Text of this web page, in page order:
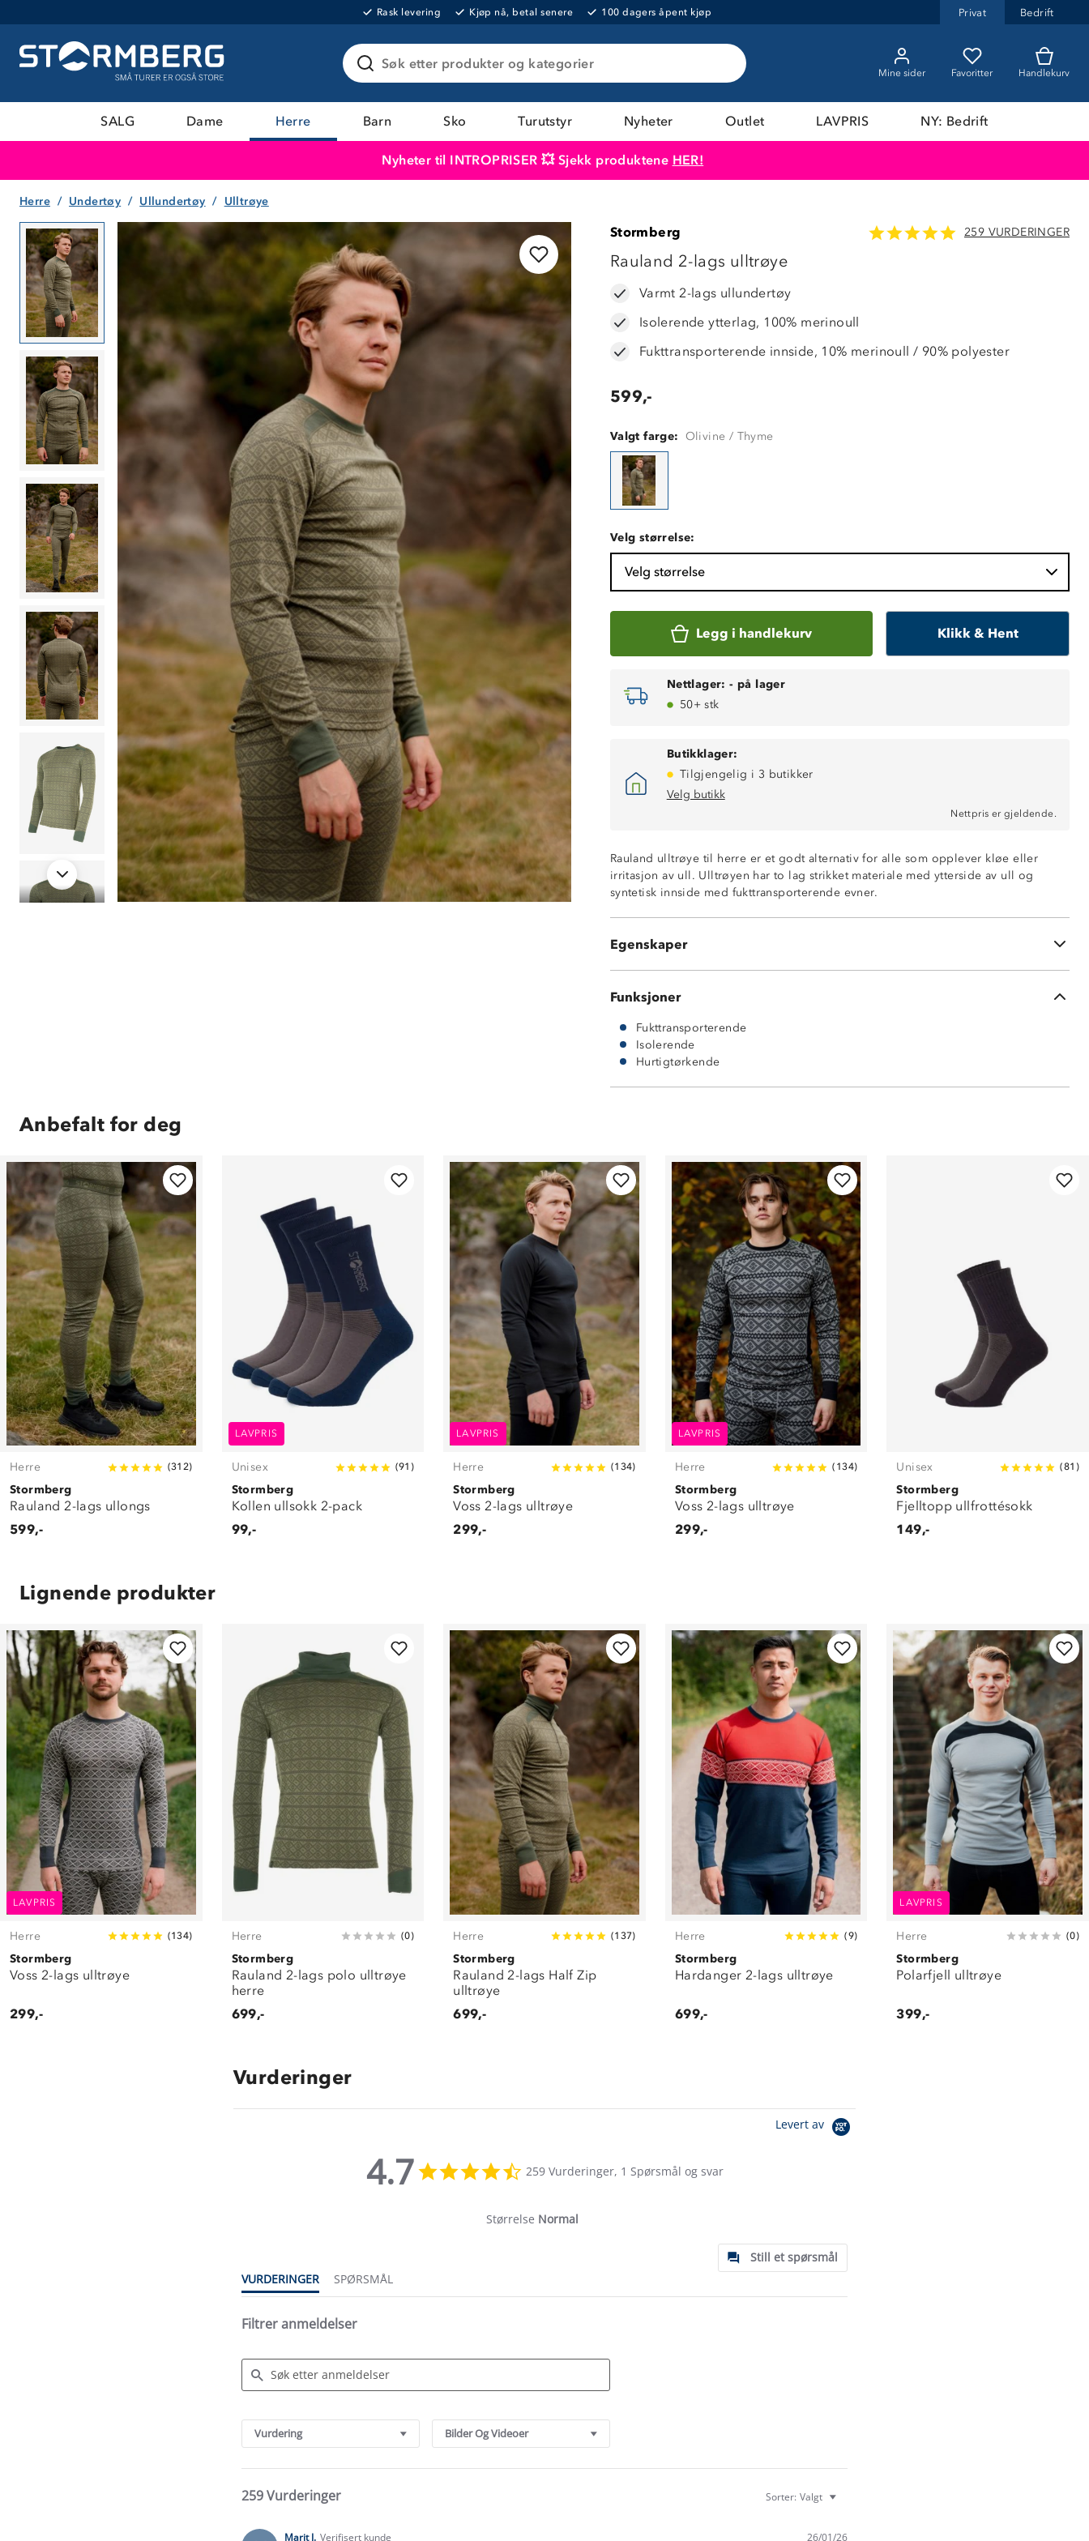
Rask levering Kjøp nå, betal senere 100 dagers åpent kjøp Privat Bedrift
Søk etter produkter og kategorier
Mine sider Favoritter Handlekurv
SALG Dame Herre Barn Sko Turutstyr Nyheter Outlet LAVPRIS NY: Bedrift
Nyheter til INTROPRISER 💥 Sjekk produktene HER!
Herre Undertøy Ullundertøy Ulltrøye
Stormberg 259 VURDERINGER
Rauland 2-lags ulltrøye
Varmt 2-lags ullundertøy
Isolerende ytterlag, 100% merinoull
Fukttransporterende innside, 10% merinoull / 90% polyester
599,-
Valgt farge: Olivine / Thyme
Velg størrelse:
Velg størrelse
Legg i handlekurv Klikk & Hent
Nettlager: - på lager
50+ stk
Butikklager:
Tilgjengelig i 3 butikker
Velg butikk
Nettpris er gjeldende.
Rauland ulltrøye til herre er et godt alternativ for alle som opplever kløe eller
irritasjon av ull. Ulltrøyen har to lag strikket materiale med ytterside av ull og
syntetisk innside med fukttransporterende evner.
Egenskaper
Fukttransporterende innside, 10% merinoull / 90% polyester
Hurtigtørkende
MerinoPoly 2L™
Litt nupping etter bruk kan forekomme
Funksjoner
Fukttransporterende
Isolerende
Hurtigtørkende
Anbefalt for deg
Herre (312)
Stormberg
Rauland 2-lags ullongs
599,-
LAVPRIS
Unisex (91 )
Stormberg
Kollen ullsokk 2-pack
99,-
LAVPRIS
Herre (134)
Stormberg
Voss 2-lags ulltrøye
299,-
LAVPRIS
Herre ( 134)
Stormberg
Voss 2-lags ulltrøye
299,-
Unisex (81 )
Stormberg
Fjelltopp ullfrottésokk
149,-
Lignende produkter
LAVPRIS
Herre (134)
Stormberg
Voss 2-lags ulltrøye
299,-
Herre (0)
Stormberg
Rauland 2-lags polo ulltrøye
herre
699,-
Herre (137)
Stormberg
Rauland 2-lags Half Zip
ulltrøye
699,-
Herre (9)
Stormberg
Hardanger 2-lags ulltrøye
699,-
LAVPRIS
Herre (0)
Stormberg
Polarfjell ulltrøye
399,-
Vurderinger
Levert av
4.7
star
259 Vurderinger, 1 Spørsmål og svar
Størrelse Normal
Still et spørsmål
VURDERINGER
SPØRSMÅL
Filtrer anmeldelser
Reviews
Vurdering Bilder Og Videoer
259 Vurderinger Sorter: Valgt
Marit J. Verifisert kunde 26/01/26